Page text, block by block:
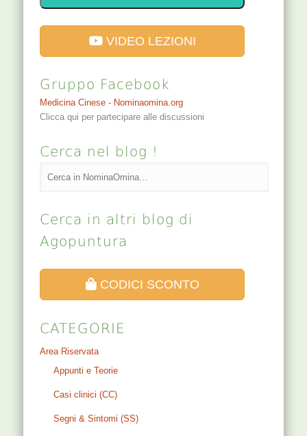
VIDEO LEZIONI
Gruppo Facebook
Medicina Cinese - Nominaomina.org
Clicca qui per partecipare alle discussioni
Cerca nel blog !
Cerca in altri blog di
Agopuntura
CODICI SCONTO
CATEGORIE
Area Riservata
Appunti e Teorie
Casi clinici (CC)
Segni & Sintomi (SS)